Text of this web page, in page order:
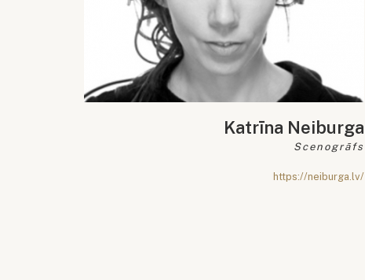
Katrīna Neiburga
Scenogrāfs
https://neiburga.lv/